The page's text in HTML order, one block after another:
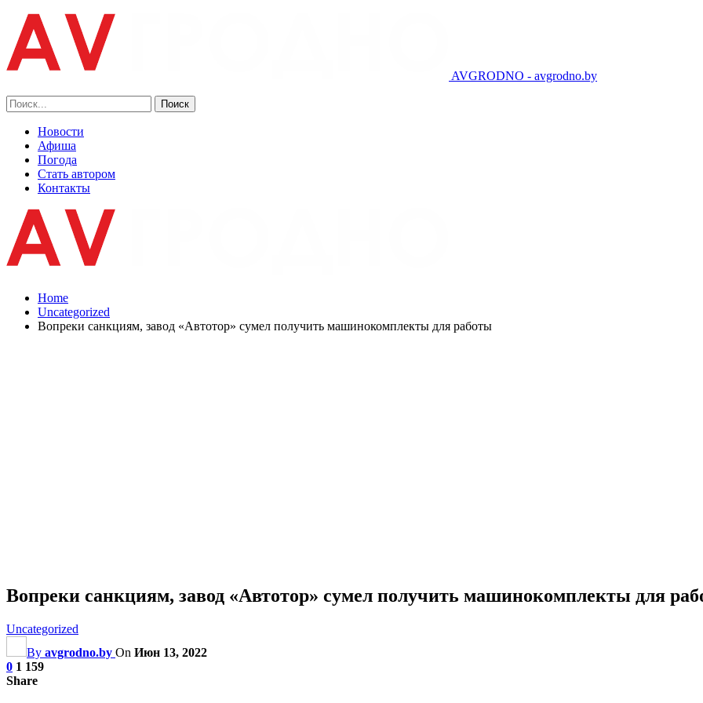
AVGRODNO - avgrodno.by
Новости
Афиша
Погода
Стать автором
Контакты
Home
Uncategorized
Вопреки санкциям, завод «Автотор» сумел получить машинокомплекты для работы
Вопреки санкциям, завод «Автотор» сумел получить машинокомплекты для
Uncategorized
By avgrodno.by On Июн 13, 2022
0 1 159
Share